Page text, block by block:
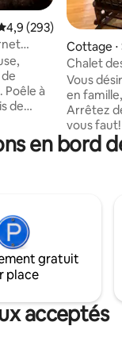
: 4,95 sur 5
moyenne
4,9 (293)
Poêle à
de
MESH.
de
Cottage
Chalet
Vous
en
Arrêtez
vous
Calixte au
jeux de
(dvd) -
de
en bord
gratuit
place
acceptés